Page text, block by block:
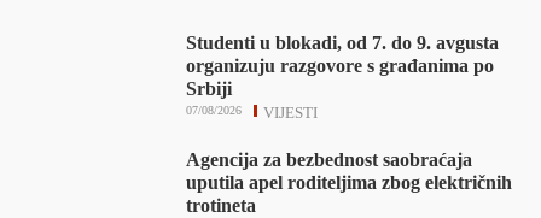
Studenti u blokadi, od 7. do 9. avgusta
organizuju razgovore s građanima po
Srbiji
VIJESTI
07/08/2026
Agencija za bezbednost saobraćaja
uputila apel roditeljima zbog električnih
trotineta